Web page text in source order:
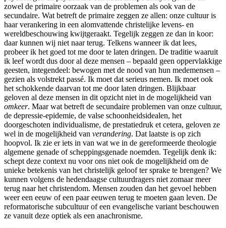
zowel de primaire oorzaak van de problemen als ook van de
secundaire. Wat betreft de primaire zeggen ze allen: onze cultuur is
haar verankering in een alomvattende christelijke levens- en
wereldbeschouwing kwijtgeraakt. Tegelijk zeggen ze dan in koor:
daar kunnen wij niet naar terug. Telkens wanneer ik dat lees,
probeer ik het goed tot me door te laten dringen. De traditie waaruit
ik leef wordt dus door al deze mensen – bepaald geen oppervlakkige
geesten, integendeel: bewogen met de nood van hun medemensen –
gezien als volstrekt passé. Ik moet dat serieus nemen. Ik moet ook
het schokkende daarvan tot me door laten dringen. Blijkbaar
geloven al deze mensen in dit opzicht niet in de mogelijkheid van
omkeer. Maar wat betreft de secundaire problemen van onze cultuur,
de depressie-epidemie, de valse schoonheidsidealen, het
doorgeschoten individualisme, de prestatiedruk et cetera, geloven ze
wel in de mogelijkheid van verandering. Dat laatste is op zich
hoopvol. Ik zie er iets in van wat we in de gereformeerde theologie
algemene genade of scheppingsgenade noemden. Tegelijk denk ik:
schept deze context nu voor ons niet ook de mogelijkheid om de
unieke betekenis van het christelijk geloof ter sprake te brengen? We
kunnen volgens de hedendaagse cultuurdragers niet zomaar meer
terug naar het christendom. Mensen zouden dan het gevoel hebben
weer een eeuw of een paar eeuwen terug te moeten gaan leven. De
reformatorische subcultuur of een evangelische variant beschouwen
ze vanuit deze optiek als een anachronisme.